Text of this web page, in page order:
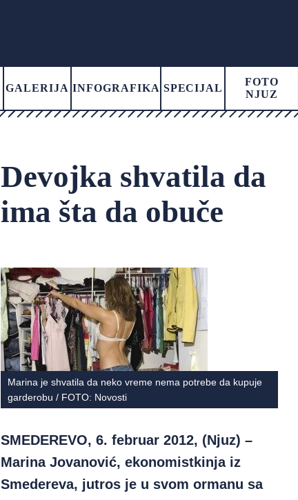
GALERIJA INFOGRAFIKA SPECIJAL
FOTO
NJUZ
Devojka shvatila da
ima šta da obuče
Marina je shvatila da neko vreme nema potrebe da kupuje
garderobu / FOTO: Novosti
SMEDEREVO, 6. februar 2012, (Njuz) –
Marina Jovanović, ekonomistkinja iz
Smedereva, jutros je u svom ormanu sa